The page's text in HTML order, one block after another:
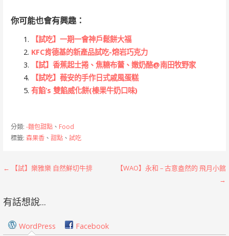
你可能也會有興趣：
【試吃】一期一會神戶鬆餅大福
KFC肯德基的新產品試吃-熔岩巧克力
【試】香蕉起士捲、焦糖布蕾、嫩奶酪@南田牧野家
【試吃】薇安的手作日式戚風蛋糕
有餡’s 雙餡威化餅(榛果牛奶口味)
分類: -麵包甜點、 Food
標籤: 森果香、 甜點、 試吃
文
導
覽
← 【試】樂雅樂 自然鮮切牛排
【WAO】永和 – 古意盎然的 飛月小館
→
有話想說...
WordPress Facebook